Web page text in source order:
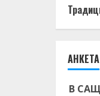
АНКЕТА
В САЩ